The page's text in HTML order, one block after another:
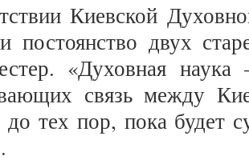
Киевской
постоянство двух
«Духовная
связь между
до тех пор, пока будет